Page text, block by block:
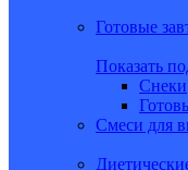
Готовые
Показать
Снеки
Смеси для